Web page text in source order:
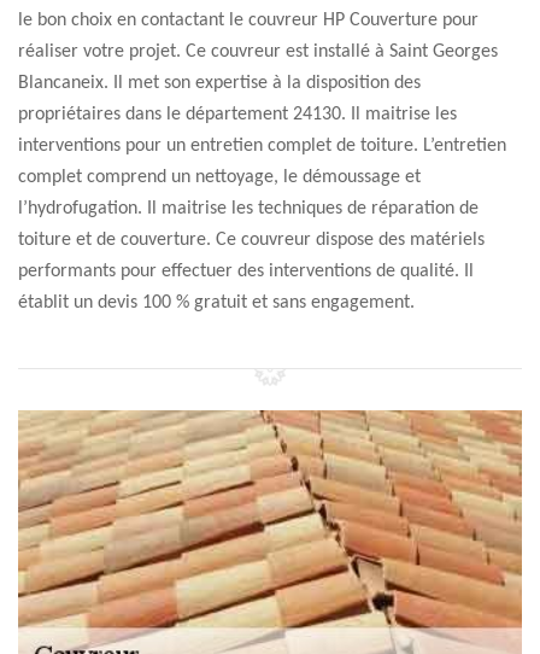
le bon choix en contactant le couvreur HP Couverture pour
réaliser votre projet. Ce couvreur est installé à Saint Georges
Blancaneix. Il met son expertise à la disposition des
propriétaires dans le département 24130. Il maitrise les
interventions pour un entretien complet de toiture. L’entretien
complet comprend un nettoyage, le démoussage et
l’hydrofugation. Il maitrise les techniques de réparation de
toiture et de couverture. Ce couvreur dispose des matériels
performants pour effectuer des interventions de qualité. Il
établit un devis 100 % gratuit et sans engagement.